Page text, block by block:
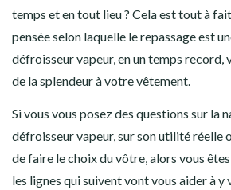
temps et en tout lieu ? Cela est tout à
pensée selon laquelle le repassage est
défroisseur vapeur, en un temps record,
de la splendeur à votre vêtement.
Si vous vous posez des questions sur la
défroisseur vapeur, sur son utilité réelle
de faire le choix du vôtre, alors vous
les lignes qui suivent vont vous aider à y